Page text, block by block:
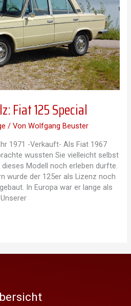
Fiat 125 Special
/ VonWolfgang Beuster
1971 -Verkauft- Als Fiat 1967
wussten Sie vielleicht selbst
Modell noch erleben durfte.
wurde der 125er als Lizenz noch
In Europa war er lange als